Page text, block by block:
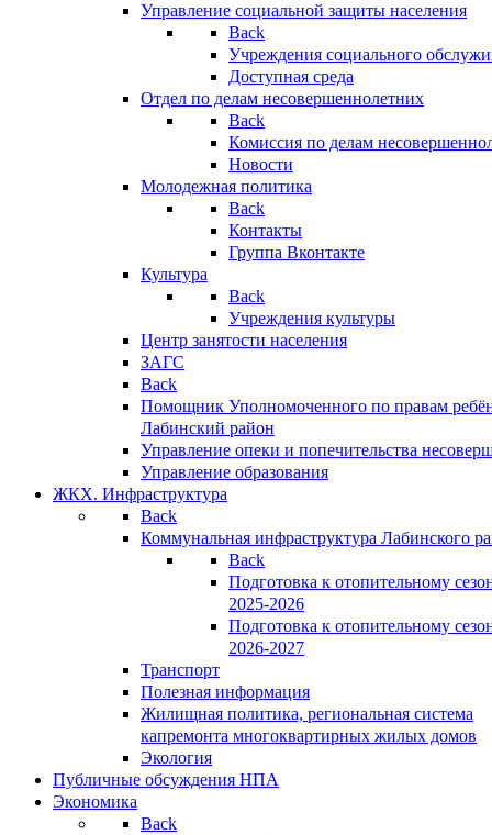
Управление социальной защиты населения
Back
Учреждения социального
Доступная среда
Отдел по делам несовершеннолетних
Back
Комиссия по делам
Новости
Молодежная политика
Back
Контакты
Группа Вконтакте
Культура
Back
Учреждения культуры
Центр занятости населения
ЗАГС
Back
Помощник Уполномоченного по правам
Лабинский район
Управление опеки и попечительства
Управление образования
ЖКХ. Инфраструктура
Back
Коммунальная инфраструктура Лабинского
Back
Подготовка к отопительному
2025-2026
Подготовка к отопительному
2026-2027
Транспорт
Полезная информация
Жилищная политика, региональная система
капремонта многоквартирных жилых домов
Экология
Публичные обсуждения НПА
Экономика
Back